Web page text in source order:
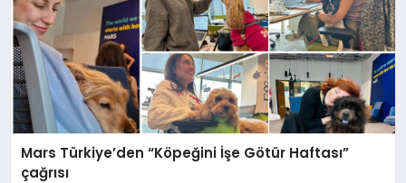
Mars Türkiye’den “Köpeğini İşe Götür Haftası”
çağrısı